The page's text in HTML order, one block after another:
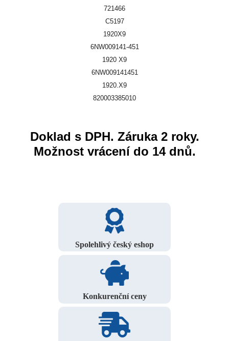
721466
C5197
1920X9
6NW009141-451
1920 X9
6NW009141451
1920.X9
820003385010
Doklad s DPH. Záruka 2 roky.
Možnost vrácení do 14 dnů.
Spolehlivý český eshop
Konkurenční ceny